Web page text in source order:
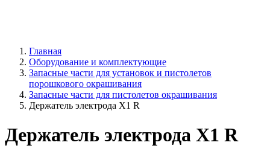
Главная
Оборудование и комплектующие
Запасные части для установок и пистолетов
порошкового окрашивания
Запасные части для пистолетов окрашивания
Держатель электрода Х1 R
Держатель электрода Х1 R